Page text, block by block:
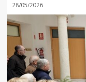
28/05/2026